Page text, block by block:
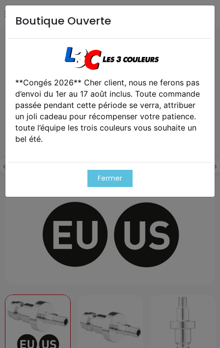
Import Produits
GBB WE / KJ /VFC EU ou US
Exclusivité web !
Boutique Ouverte
**Congés 2026** Cher client, nous ne ferons pas
d’envoi du 1er au 17 août inclus. Toute commande
passée pendant cette période se verra, attribuer
un joli cadeau pour récompenser votre patience.
toute l’équipe les trois couleurs vous souhaite un
bel été.
Fermer